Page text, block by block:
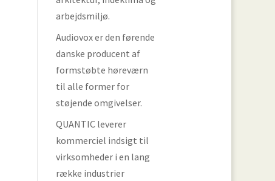
arbejdsmiljø.
Audiovox er den førende
danske producent af
formstøbte høreværn
til alle former for
støjende omgivelser.
QUANTIC leverer
kommerciel indsigt til
virksomheder i en lang
række industrier